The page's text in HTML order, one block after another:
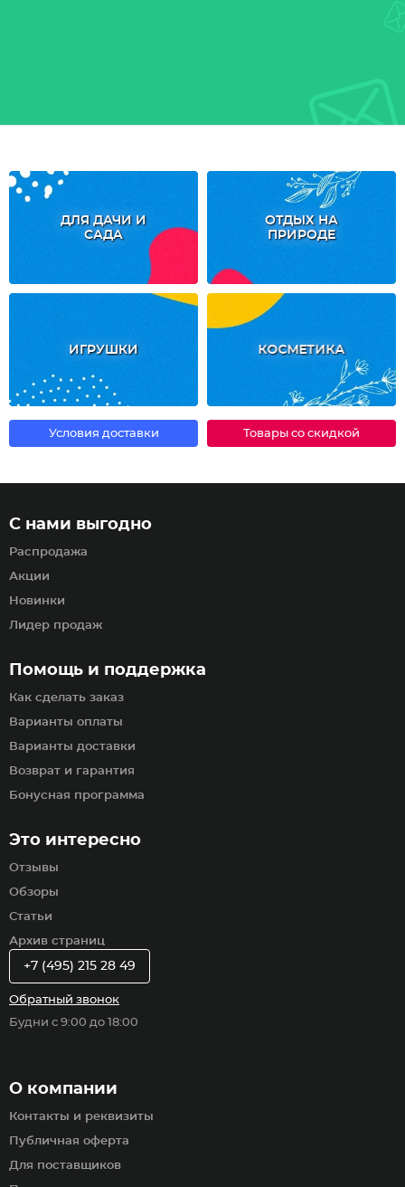
ДЛЯ ДАЧИ И
САДА
ОТДЫХ НА
ПРИРОДЕ
ИГРУШКИ КОСМЕТИКА
Условия доставки Товары со скидкой
Помощь и поддержка
Как сделать заказ
Варианты оплаты
Варианты доставки
Возврат и гарантия
Бонусная программа
С нами выгодно
Распродажа
Акции
Новинки
Лидер продаж
Это интересно
Отзывы
Обзоры
Статьи
Архив страниц
О компании
Контакты и реквизиты
Публичная оферта
Для поставщиков
+7 (495) 215 28 49
Обратный звонок
Будни с 9:00 до 18:00